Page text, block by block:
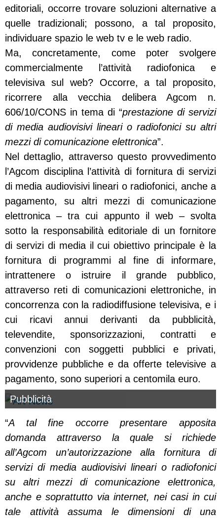
editoriali, occorre trovare soluzioni alternative a
quelle tradizionali; possono, a tal proposito,
individuare spazio le web tv e le web radio.
Ma, concretamente, come poter svolgere
commercialmente l’attività radiofonica e
televisiva sul web? Occorre, a tal proposito,
ricorrere alla vecchia delibera Agcom n.
606/10/CONS in tema di “prestazione di servizi
di media audiovisivi lineari o radiofonici su altri
mezzi di comunicazione elettronica”.
Nel dettaglio, attraverso questo provvedimento
l’Agcom disciplina l’attività di fornitura di servizi
di media audiovisivi lineari o radiofonici, anche a
pagamento, su altri mezzi di comunicazione
elettronica – tra cui appunto il web – svolta
sotto la responsabilità editoriale di un fornitore
di servizi di media il cui obiettivo principale è la
fornitura di programmi al fine di informare,
intrattenere o istruire il grande pubblico,
attraverso reti di comunicazioni elettroniche, in
concorrenza con la radiodiffusione televisiva, e i
cui ricavi annui derivanti da pubblicità,
televendite, sponsorizzazioni, contratti e
convenzioni con soggetti pubblici e privati,
provvidenze pubbliche e da offerte televisive a
pagamento, sono superiori a centomila euro.
Pubblicità
“A tal fine occorre presentare apposita
domanda attraverso la quale si richiede
all’Agcom un’autorizzazione alla fornitura di
servizi di media audiovisivi lineari o radiofonici
su altri mezzi di comunicazione elettronica,
anche e soprattutto via internet, nei casi in cui
tale attività assuma le dimensioni di una